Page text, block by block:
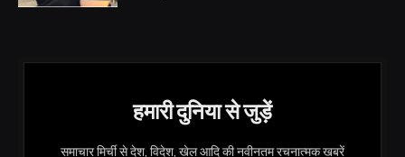
हमारी दुनिया से जुड़ें
समाचार मिर्ची से देश, विदेश, खेल आदि की नवीनतम रचनात्मक खबरें